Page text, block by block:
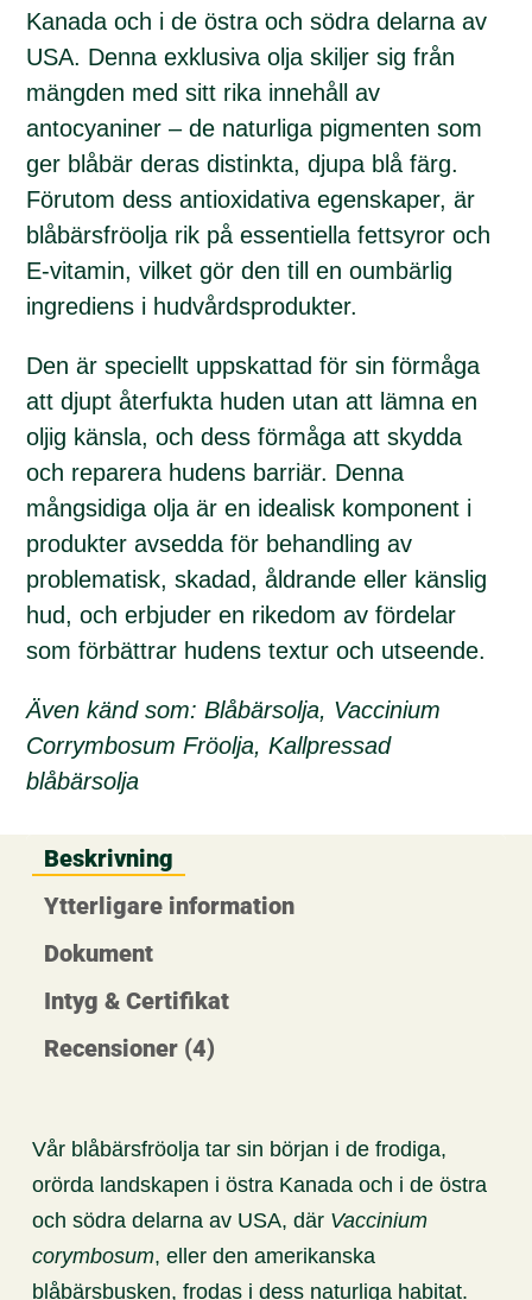
Kanada och i de östra och södra delarna av
USA. Denna exklusiva olja skiljer sig från
mängden med sitt rika innehåll av
antocyaniner – de naturliga pigmenten som
ger blåbär deras distinkta, djupa blå färg.
Förutom dess antioxidativa egenskaper, är
blåbärsfröolja rik på essentiella fettsyror och
E-vitamin, vilket gör den till en oumbärlig
ingrediens i hudvårdsprodukter.
Den är speciellt uppskattad för sin förmåga
att djupt återfukta huden utan att lämna en
oljig känsla, och dess förmåga att skydda
och reparera hudens barriär. Denna
mångsidiga olja är en idealisk komponent i
produkter avsedda för behandling av
problematisk, skadad, åldrande eller känslig
hud, och erbjuder en rikedom av fördelar
som förbättrar hudens textur och utseende.
Även känd som: Blåbärsolja, Vaccinium
Corrymbosum Fröolja, Kallpressad
blåbärsolja
Beskrivning
Ytterligare information
Dokument
Intyg & Certifikat
Recensioner (4)
Vår blåbärsfröolja tar sin början i de frodiga,
orörda landskapen i östra Kanada och i de östra
och södra delarna av USA, där Vaccinium
corymbosum, eller den amerikanska
blåbärsbusken, frodas i dess naturliga habitat.